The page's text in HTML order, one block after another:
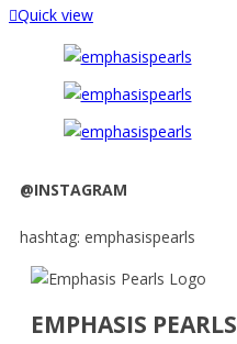
Quick view
@INSTAGRAM
hashtag: emphasispearls
EMPHASIS PEARLS